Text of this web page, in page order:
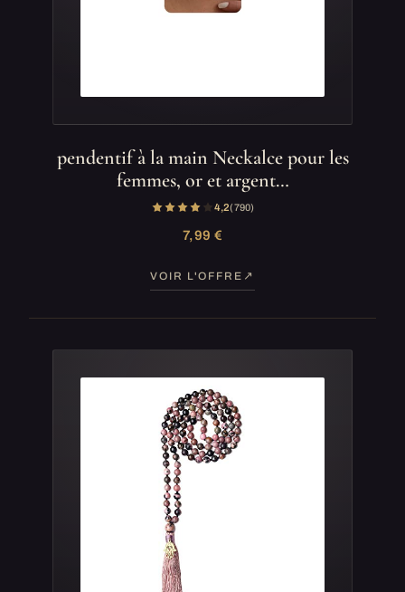
pendentif à la main Neckalce pour les
femmes, or et argent…
4,2(790)
7,99 €
VOIR L'OFFRE